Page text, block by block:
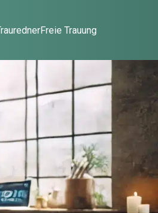
Freie Trauung